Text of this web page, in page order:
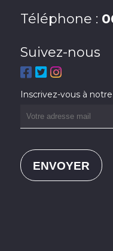
Téléphone :
Suivez-nous
Inscrivez-vous à